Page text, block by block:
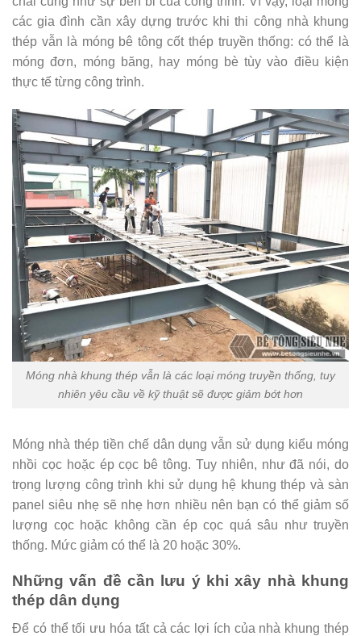
các gia đình cần xây dựng trước khi thi công nhà khung
thép vẫn là móng bê tông cốt thép truyền thống: có thể là
móng đơn, móng băng, hay móng bè tùy vào điều kiện
thực tế từng công trình.
Móng nhà khung thép vẫn là các loại móng truyền thống, tuy
nhiên yêu cầu về kỹ thuật sẽ được giảm bớt hơn
Móng nhà thép tiền chế dân dụng vẫn sử dụng kiểu móng
nhồi cọc hoặc ép cọc bê tông. Tuy nhiên, như đã nói, do
trọng lượng công trình khi sử dụng hệ khung thép và sàn
panel siêu nhẹ sẽ nhẹ hơn nhiều nên bạn có thể giảm số
lượng cọc hoặc không cần ép cọc quá sâu như truyền
thống. Mức giảm có thể là 20 hoặc 30%.
Những vấn đề cần lưu ý khi xây nhà khung
thép dân dụng
Để có thể tối ưu hóa tất cả các lợi ích của nhà khung thép